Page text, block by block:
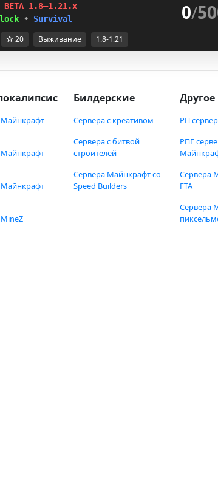
BETA 1.8–1.21.x
• Survival 0/
20 Выживание 1.8-1.21
Билдерские
Сервера с креативом
Сервера с битвой
строителей
Сервера Майнкрафт со
Speed Builders
Другое
РП
РПГ
Сервера
ГТА
Сервера